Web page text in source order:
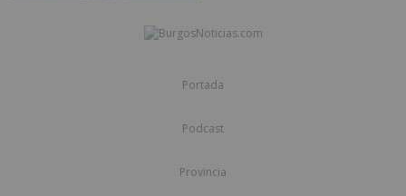
Portada
Podcast
Provincia